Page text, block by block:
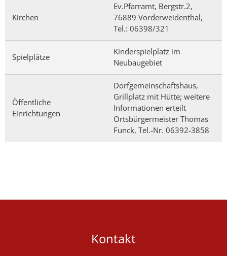
Kirchen
Ev.Pfarramt, Bergstr.2,
76889 Vorderweidenthal,
Tel.: 06398/321
Spielplätze
Kinderspielplatz im
Neubaugebiet
Öffentliche
Einrichtungen
Dorfgemeinschaftshaus,
Grillplatz mit Hütte; weitere
Informationen erteilt
Ortsbürgermeister Thomas
Funck, Tel.-Nr. 06392-3858
Kontakt